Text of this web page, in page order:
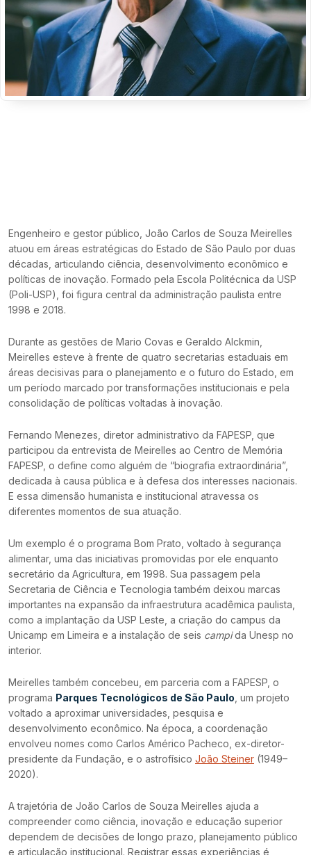
Engenheiro e gestor público, João Carlos de Souza Meirelles
atuou em áreas estratégicas do Estado de São Paulo por duas
décadas, articulando ciência, desenvolvimento econômico e
políticas de inovação. Formado pela Escola Politécnica da USP
(Poli-USP), foi figura central da administração paulista entre
1998 e 2018.
Durante as gestões de Mario Covas e Geraldo Alckmin,
Meirelles esteve à frente de quatro secretarias estaduais em
áreas decisivas para o planejamento e o futuro do Estado, em
um período marcado por transformações institucionais e pela
consolidação de políticas voltadas à inovação.
Fernando Menezes, diretor administrativo da FAPESP, que
participou da entrevista de Meirelles ao Centro de Memória
FAPESP, o define como alguém de “biografia extraordinária”,
dedicada à causa pública e à defesa dos interesses nacionais.
E essa dimensão humanista e institucional atravessa os
diferentes momentos de sua atuação.
Um exemplo é o programa Bom Prato, voltado à segurança
alimentar, uma das iniciativas promovidas por ele enquanto
secretário da Agricultura, em 1998. Sua passagem pela
Secretaria de Ciência e Tecnologia também deixou marcas
importantes na expansão da infraestrutura acadêmica paulista,
como a implantação da USP Leste, a criação do campus da
Unicamp em Limeira e a instalação de seis campida Unesp no
interior.
Meirelles também concebeu, em parceria com a FAPESP, o
programa Parques Tecnológicos de São Paulo , um projeto
voltado a aproximar universidades, pesquisa e
desenvolvimento econômico. Na época, a coordenação
envolveu nomes como Carlos Américo Pacheco, ex-diretor-
presidente da Fundação, e o astrofísico João Steiner (1949–
2020).
A trajetória de João Carlos de Souza Meirelles ajuda a
compreender como ciência, inovação e educação superior
dependem de decisões de longo prazo, planejamento público
e articulação institucional. Registrar essas experiências é